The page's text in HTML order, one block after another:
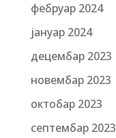
фебруар 2024
јануар 2024
децембар 2023
новембар 2023
октобар 2023
септембар 2023